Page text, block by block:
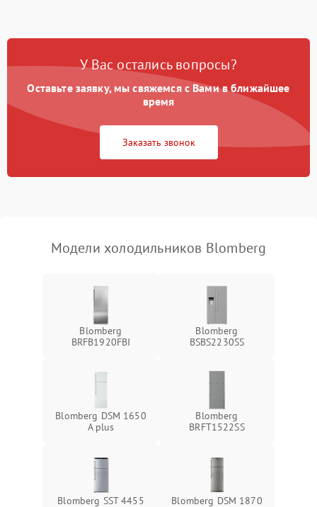
Образование конденсата
1800 ₽ Подробнее →
Сбой в работе инвертора
работе
2000 ₽ Подробнее →
У Вас остались вопросы?
Оставьте заявку, мы свяжемся с Вами в ближайшее
время
Заказать звонок
Модели холодильников Blomberg
Blomberg
BRFB1920FBI
Blomberg
BSBS2230SS
Blomberg DSM 1650
A plus
Blomberg
BRFT1522SS
Blomberg SST 4455
Blomberg DSM 1870